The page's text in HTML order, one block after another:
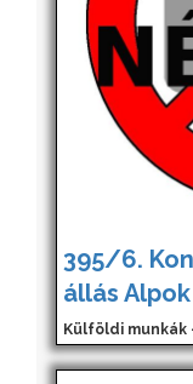
395/6.
állás Alpok
Külföldi munkák